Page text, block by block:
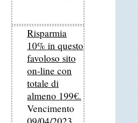
Risparmia
10% in questo
favoloso sito
on-line con
totale di
almeno 199€.
Vencimento